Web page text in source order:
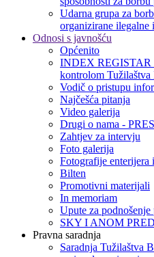
Udarna grupa za
organizirane ilegalne
Odnosi s javnošću
Općenito
INDEX REGISTAR
kontrolom
Vodič o pristupu
Najčešća pitanja
Video galerija
Drugi o nama -
Zahtjev za intervju
Foto galerija
Fotografije enterijera
Bilten
Promotivni materijali
In memoriam
Upute za
SKY I ANOM
Pravna saradnja
Saradnja Tužilaštva